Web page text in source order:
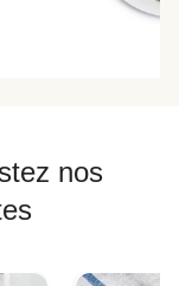
nos